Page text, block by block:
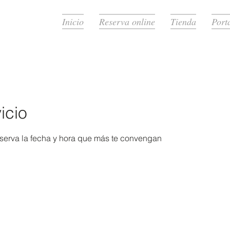
Inicio Reserva online Tienda
la fecha y hora que más te convengan